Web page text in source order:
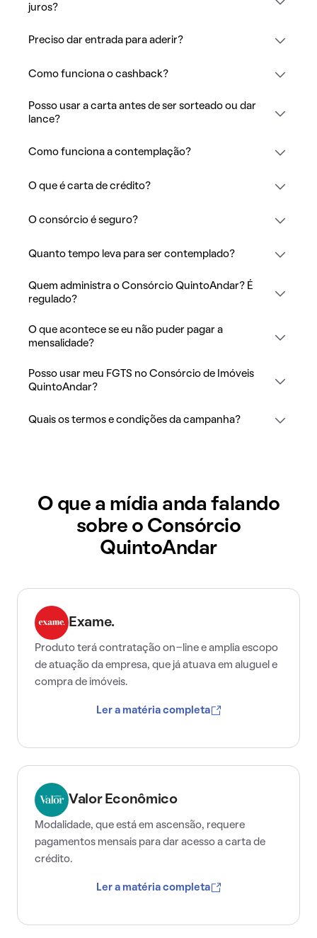
juros?
Preciso dar entrada para aderir?
Como funciona o cashback?
Posso usar a carta antes de ser sorteado ou dar
lance?
Como funciona a contemplação?
O que é carta de crédito?
O consórcio é seguro?
Quanto tempo leva para ser contemplado?
Quem administra o Consórcio QuintoAndar? É
regulado?
O que acontece se eu não puder pagar a
mensalidade?
Posso usar meu FGTS no Consórcio de Imóveis
QuintoAndar?
Quais os termos e condições da campanha?
O que a mídia anda falando
sobre o Consórcio
QuintoAndar
Exame.
Produto terá contratação on-line e amplia escopo
de atuação da empresa, que já atuava em aluguel e
compra de imóveis.
Ler a matéria completa
Valor Econômico
Modalidade, que está em ascensão, requere
pagamentos mensais para dar acesso a carta de
crédito.
Ler a matéria completa